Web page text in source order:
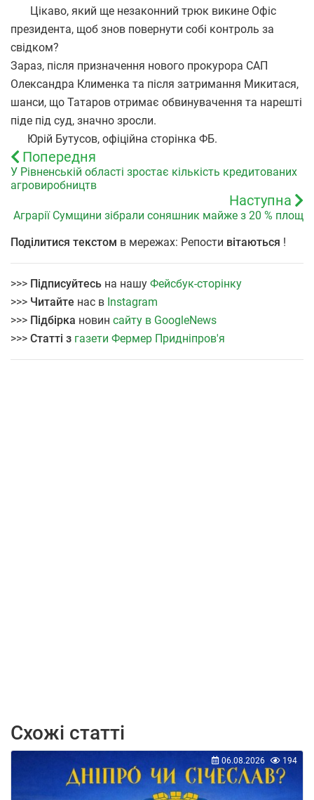
Цікаво, який ще незаконний трюк викине Офіс
президента, щоб знов повернути собі контроль за
свідком?
Зараз, після призначення нового прокурора САП
Олександра Клименка та після затримання Микитася,
шанси, що Татаров отримає обвинувачення та нарешті
піде під суд, значно зросли.
Юрій Бутусов, офіційна сторінка ФБ.
Попередня
У Рівненській області зростає кількість кредитованих
агровиробництв
Наступна
Аграрії Сумщини зібрали соняшник майже з 20 % площ
Поділитися текстом в мережах: Репости вітаються !
>>> Підписуйтесь на нашу Фейсбук-сторінку
>>> Читайте нас в Instagram
>>> Підбірка новин сайту в GoogleNews
>>> Статті з газети Фермер Придніпров'я
Схожі статті
06.08.2026 194